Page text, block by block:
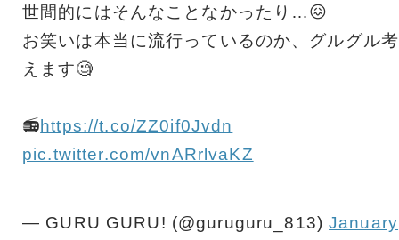
世間的にはそんなことなかったり…😖
お笑いは本当に流行っているのか、グルグル考
えます🧐
📻https://t.co/ZZ0if0Jvdn
pic.twitter.com/vnARrlvaKZ
— GURU GURU! (@guruguru_813)January